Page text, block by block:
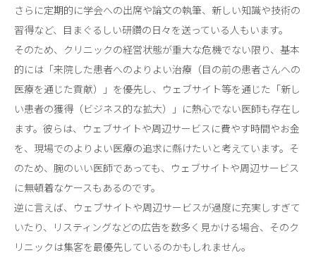
さらに定期的に学会への出席や論文の執筆、新しい知識や技術の
習得など、目まぐるしい研鑽の日々を送っている人もいます。
そのため、クリニックの経営状態が重大な危機でない限り、基本
的には「来院した患者へのよりよい治療（目の前の患者さんへの
医療を通じた貢献）」を優先し、ウェブサイト等を通じた「新し
い患者の獲得（ビジネス的な拡大）」に熱心でない医師も存在し
ます。彼らは、ウェブサイトや周辺サービスに費やす時間やお金
を、現場でのよりよい医療の追求に縣けたいと考えています。そ
のため、腕のいい医師であっても、ウェブサイトや周辺サービス
に無頓着なケースもあるのです。
逆に言えば、ウェブサイトや周辺サービスが過度に充実しすぎて
いたり、リスティングなどの広告を数多く見かける場合、そのク
リニックは集客を最優先しているのかもしれません。